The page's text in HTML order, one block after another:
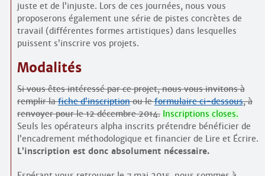
juste et de l’injuste. Lors de ces journées, nous vous
proposerons également une série de pistes concrètes de
travail (différentes formes artistiques) dans lesquelles
puissent s’inscrire vos projets.
Modalités
Si vous êtes intéressé par ce projet, nous vous invitons à
remplir lafiche d’inscriptionou leformulaire ci-dessous, à
renvoyer pour le 12 décembre 2014. Inscriptions closes.
Seuls les opérateurs alpha inscrits prétendre bénéficier de
l’encadrement méthodologique et financier de Lire et Écrire.
L’inscription est donc absolument nécessaire.